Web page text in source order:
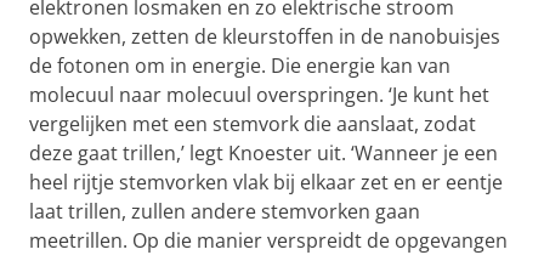
elektronen losmaken en zo elektrische stroom
opwekken, zetten de kleurstoffen in de nanobuisjes
de fotonen om in energie. Die energie kan van
molecuul naar molecuul overspringen. ‘Je kunt het
vergelijken met een stemvork die aanslaat, zodat
deze gaat trillen,’ legt Knoester uit. ‘Wanneer je een
heel rijtje stemvorken vlak bij elkaar zet en er eentje
laat trillen, zullen andere stemvorken gaan
meetrillen. Op die manier verspreidt de opgevangen